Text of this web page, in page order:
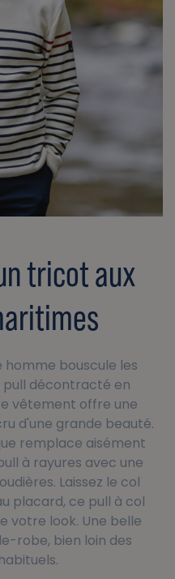
tricot aux
bouscule les
pull décontracté en
vêtement offre une
d'une grande beauté.
remplace aisément
à rayures avec une
Laissez le col
placard, ce pull à col
votre look. Une belle
robe, bien loin des